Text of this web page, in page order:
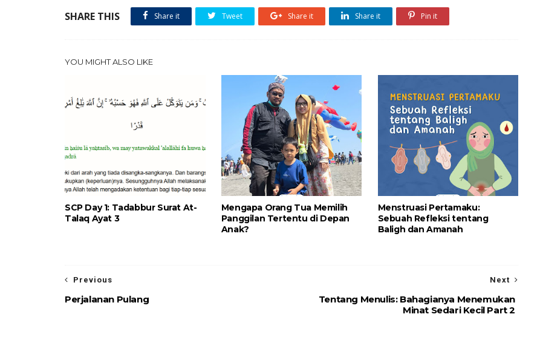
SHARE THIS Share it Tweet Share it Share it Pin it
YOU MIGHT ALSO LIKE
SCP Day 1: Tadabbur Surat At-
Talaq Ayat 3
Mengapa Orang Tua Memilih
Panggilan Tertentu di Depan
Anak?
Menstruasi Pertamaku:
Sebuah Refleksi tentang
Baligh dan Amanah
Next
Tentang Menulis: Bahagianya Menemukan
Minat Sedari Kecil Part 2
Previous
Perjalanan Pulang